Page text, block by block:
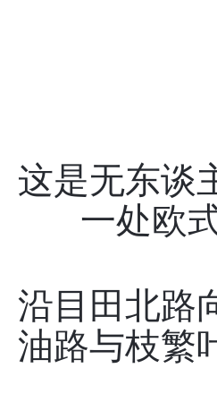
这是无东谈
一处欧
沿目田北路
油路与枝繁